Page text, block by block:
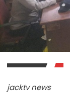
jacktv news